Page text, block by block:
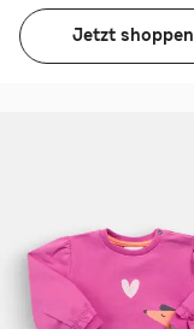
Jetzt shoppen